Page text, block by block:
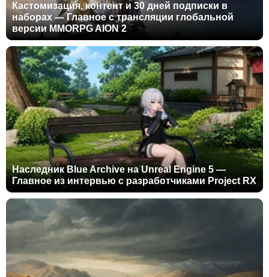
Кастомизация, контент и 30 дней подписки в
наборах — Главное с трансляции глобальной
версии MMORPG AION 2
Наследник Blue Archive на Unreal Engine 5 —
Главное из интервью с разработчиками Project RX